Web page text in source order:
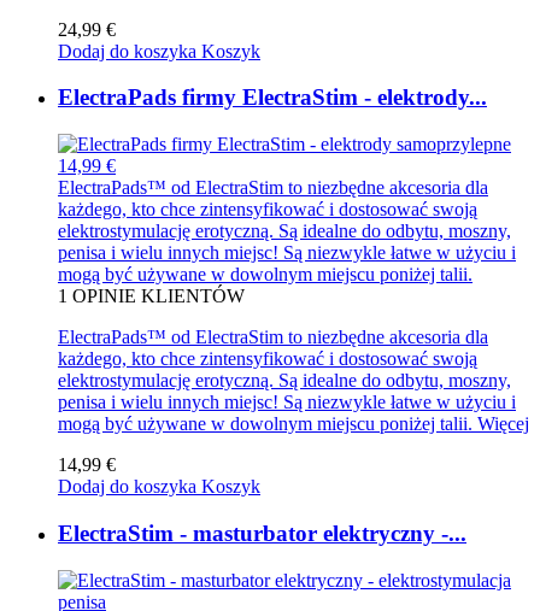
24,99 €
Dodaj do koszyka Koszyk
ElectraPads firmy ElectraStim - elektrody...
14,99 €
ElectraPads™ od ElectraStim to niezbędne akcesoria dla
każdego, kto chce zintensyfikować i dostosować swoją
elektrostymulację erotyczną. Są idealne do odbytu, moszny,
penisa i wielu innych miejsc! Są niezwykle łatwe w użyciu i
mogą być używane w dowolnym miejscu poniżej talii.
1 OPINIE KLIENTÓW
ElectraPads™ od ElectraStim to niezbędne akcesoria dla
każdego, kto chce zintensyfikować i dostosować swoją
elektrostymulację erotyczną. Są idealne do odbytu, moszny,
penisa i wielu innych miejsc! Są niezwykle łatwe w użyciu i
mogą być używane w dowolnym miejscu poniżej talii. Więcej
14,99 €
Dodaj do koszyka Koszyk
ElectraStim - masturbator elektryczny -...